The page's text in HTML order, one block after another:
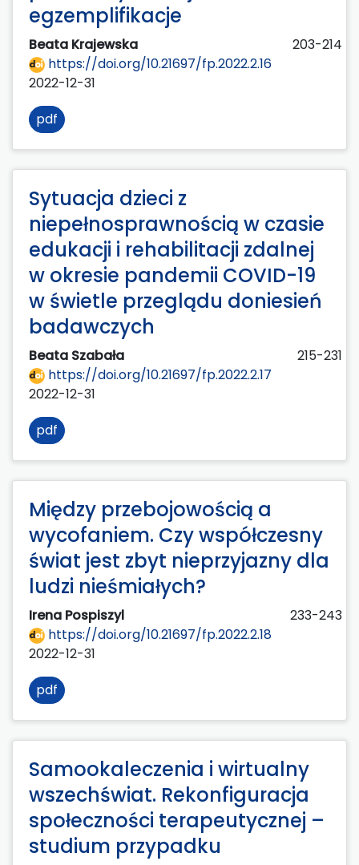
egzemplifikacje
Beata Krajewska
203-214
https://doi.org/10.21697/fp.2022.2.16
2022-12-31
pdf
Sytuacja dzieci z
niepełnosprawnością w czasie
edukacji i rehabilitacji zdalnej
w okresie pandemii COVID-19
w świetle przeglądu doniesień
badawczych
Beata Szabała
215-231
https://doi.org/10.21697/fp.2022.2.17
2022-12-31
pdf
Między przebojowością a
wycofaniem. Czy współczesny
świat jest zbyt nieprzyjazny dla
ludzi nieśmiałych?
Irena Pospiszyl
233-243
https://doi.org/10.21697/fp.2022.2.18
2022-12-31
pdf
Samookaleczenia i wirtualny
wszechświat. Rekonfiguracja
społeczności terapeutycznej –
studium przypadku